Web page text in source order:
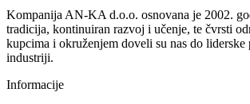
Kompanija AN-KA d.o.o. osnovana je 2002.
tradicija, kontinuiran razvoj i učenje, te čvrsti
kupcima i okruženjem doveli su nas do liderske
industriji.
Informacije